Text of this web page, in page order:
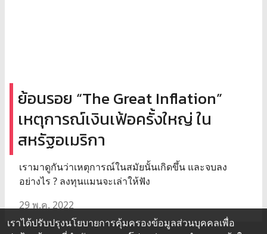
ย้อนรอย “The Great Inflation”
เหตุการณ์เงินเฟ้อครั้งใหญ่ ใน
สหรัฐอเมริกา
เรามาดูกันว่าเหตุการณ์ในสมัยนั้นเกิดขึ้น และจบลง
อย่างไร ? ลงทุนแมนจะเล่าให้ฟัง
29 พ.ค. 2022
เราได้ปรับปรุงนโยบายการคุ้มครองข้อมูลส่วนบุคคลเพื่อ